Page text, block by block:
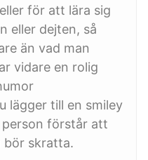
för att lära sig
eller dejten, så
än vad man
vidare en rolig
lägger till en smiley
förstår att
bör skratta.